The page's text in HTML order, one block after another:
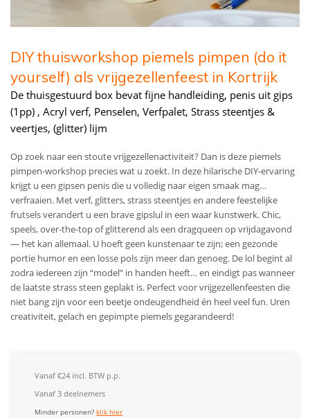
DIY thuisworkshop piemels pimpen (do it
yourself) als vrijgezellenfeest in Kortrijk
De thuisgestuurd box bevat fijne handleiding, penis uit gips
(1pp) , Acryl verf, Penselen, Verfpalet, Strass steentjes &
veertjes, (glitter) lijm
Op zoek naar een stoute vrijgezellenactiviteit? Dan is deze piemels
pimpen-workshop precies wat u zoekt. In deze hilarische DIY-ervaring
krijgt u een gipsen penis die u volledig naar eigen smaak mag…
verfraaien. Met verf, glitters, strass steentjes en andere feestelijke
frutsels verandert u een brave gipslul in een waar kunstwerk. Chic,
speels, over-the-top of glitterend als een dragqueen op vrijdagavond
— het kan allemaal. U hoeft geen kunstenaar te zijn; een gezonde
portie humor en een losse pols zijn meer dan genoeg. De lol begint al
zodra iedereen zijn “model” in handen heeft… en eindigt pas wanneer
de laatste strass steen geplakt is. Perfect voor vrijgezellenfeesten die
niet bang zijn voor een beetje ondeugendheid én heel veel fun. Uren
creativiteit, gelach en gepimpte piemels gegarandeerd!
Vanaf €24 incl. BTW p.p.
Vanaf 3 deelnemers
Minder personen?klik hier